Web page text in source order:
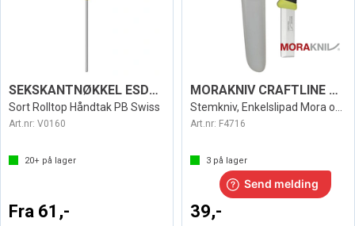
SEKSKANTNØKKEL ESD1123
Sort Rolltop Håndtak PB Swiss
Art.nr: V0160
20+ på lager
Fra 61,-
MORAKNIV CRAFTLINE TOP Q STEM RUSTFRI
Art.nr: F4716
3 på lager
39,-